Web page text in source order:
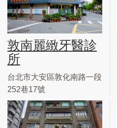
敦南麗緻牙醫診
所
台北市大安區敦化南路一段
252巷17號